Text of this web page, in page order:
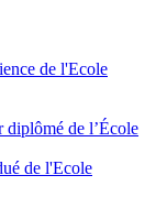
de l'Ecole
diplômé de l’École
de l'Ecole